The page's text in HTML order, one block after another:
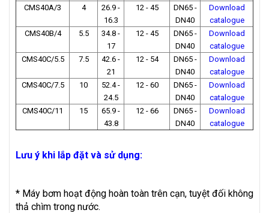
CMS40A/3
4
26.9 -
16.3
12 - 45
DN65 -
DN40
Download
catalogue
CMS40B/4
5.5
34.8 -
17
12 - 45
DN65 -
DN40
Download
catalogue
CMS40C/5.5
7.5
42.6 -
21
12 - 54
DN65 -
DN40
Download
catalogue
CMS40C/7.5
10
52.4 -
24.5
12 - 60
DN65 -
DN40
Download
catalogue
CMS40C/11
15
65.9 -
43.8
12 - 66
DN65 -
DN40
Download
catalogue
Lưu ý khi lắp đặt và sử dụng:
* Máy bơm hoạt động hoàn toàn trên cạn, tuyệt đối không
thả chìm trong nước.